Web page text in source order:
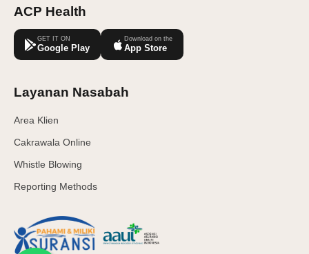
ACP Health
GET IT ON
Google Play
Download on the
App Store
Layanan Nasabah
Area Klien
Cakrawala Online
Whistle Blowing
Reporting Methods